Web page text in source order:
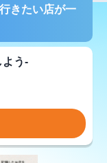
きたい店が一
よう-